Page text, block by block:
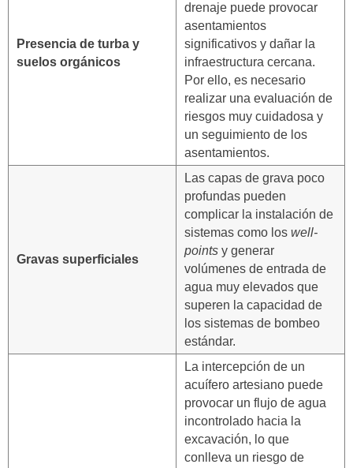
Presencia de turba y
suelos orgánicos
drenaje puede provocar
asentamientos
significativos y dañar la
infraestructura cercana.
Por ello, es necesario
realizar una evaluación de
riesgos muy cuidadosa y
un seguimiento de los
asentamientos.
Gravas superficiales
Las capas de grava poco
profundas pueden
complicar la instalación de
sistemas como los well-
points y generar
volúmenes de entrada de
agua muy elevados que
superen la capacidad de
los sistemas de bombeo
estándar.
La intercepción de un
acuífero artesiano puede
provocar un flujo de agua
incontrolado hacia la
excavación, lo que
conlleva un riesgo de